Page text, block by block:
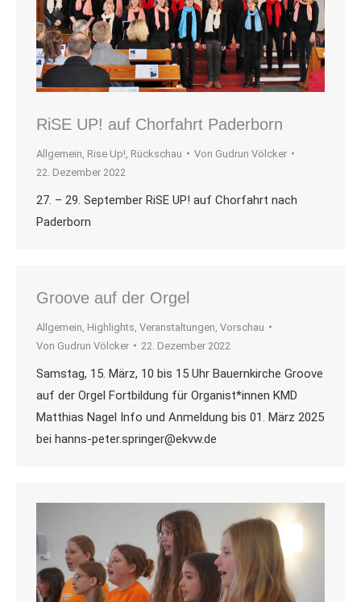
RiSE UP! auf Chorfahrt Paderborn
Allgemein Rise Up! Rückschau Von Gudrun Völcker
22. Dezember 2022
27. – 29. September RiSE UP! auf Chorfahrt nach
Paderborn
Groove auf der Orgel
Allgemein Highlights Veranstaltungen Vorschau
Von Gudrun Völcker 22. Dezember 2022
Samstag, 15. März, 10 bis 15 Uhr Bauernkirche Groove
auf der Orgel Fortbildung für Organist*innen KMD
Matthias Nagel Info und Anmeldung bis 01. März 2025
bei hanns-peter.springer@ekvw.de